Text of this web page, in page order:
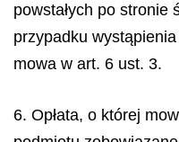
powstałych po stronie
przypadku
mowa w art. 6 ust. 3.
6. Opłata, o której